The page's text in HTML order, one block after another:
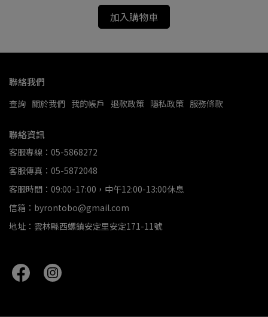
加入購物車
聯絡我們
查詢 關於我們 我的帳戶 退款政策 隱私政策 服務條款
聯絡資訊
客服專線：05-5868272
客服傳真：05-5872048
客服時間：09:00-17:00，中午12:00-13:00休息
信箱：byrontobo@gmail.com
地址：雲林縣西螺鎮安定里安定171-11號